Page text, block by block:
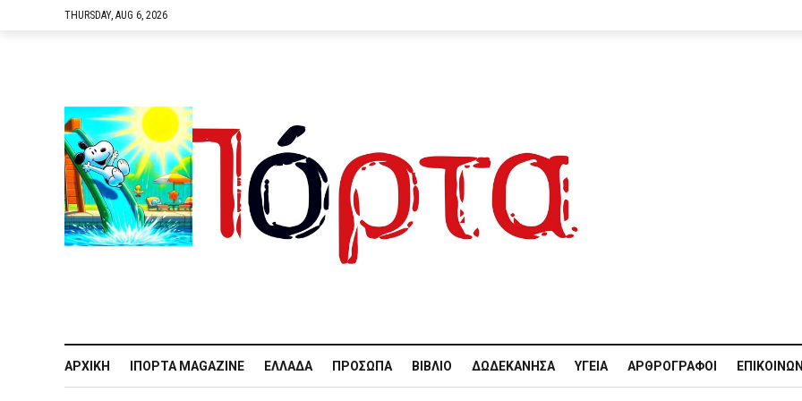
THURSDAY, AUG 6, 2026
ΑΡΧΙΚΉ IΠΌΡΤΑ MAGAZINE ΕΛΛΆΔΑ ΠΡΌΣΩΠΑ ΒΙΒΛΊΟ ΔΩΔΕΚΆΝΗΣΑ ΥΓΕΊΑ ΑΡΘΡΟΓΡΆΦΟΙ